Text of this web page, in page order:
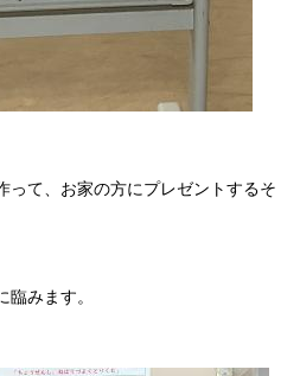
て、お家の方にプレゼントするそ
みます。